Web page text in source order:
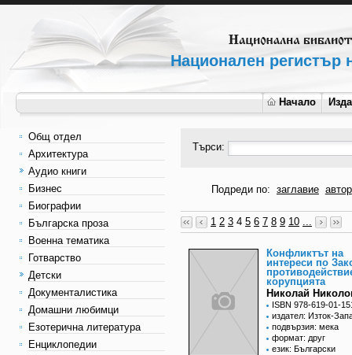
Национален регистър
Начало
Общ отдел
Архитектура
Аудио книги
Бизнес
Биографии
Българска проза
Военна тематика
Готварство
Детски
Документалистика
Домашни любимци
Езотерична литература
Енциклопедии
Търси:
Подреди по: заглавие автор
1 2 3 4 5 6 7 8 9 10 ...
Конфликтът на
интереси по
корупцията
Николай
ISBN 978-619-01-
издател: Изток-
подвързия: мека
формат: друг
език: Български